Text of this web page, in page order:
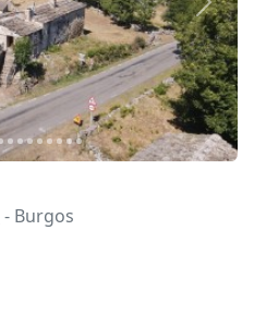
- Burgos